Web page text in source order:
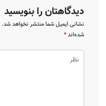
دیدگاهتان را بنویسید
نشانی ایمیل شما منتشر نخواهد شد.
شده‌اند*